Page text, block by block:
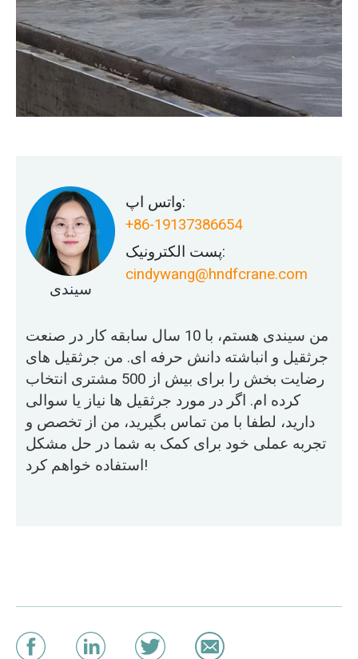
سیندی
واتس اپ:
+86-19137386654
پست الکترونیک:
cindywang@hndfcrane.com
من سیندی هستم، با 10 سال سابقه کار در صنعت
جرثقیل و انباشته دانش حرفه ای. من جرثقیل های
رضایت بخش را برای بیش از 500 مشتری انتخاب
کرده ام. اگر در مورد جرثقیل ها نیاز یا سوالی
دارید، لطفا با من تماس بگیرید، من از تخصص و
تجربه عملی خود برای کمک به شما در حل مشکل
استفاده خواهم کرد!